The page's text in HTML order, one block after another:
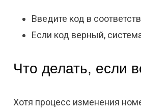
Введите код в
Если код верный,
Что делать, если
Хотя процесс изменения